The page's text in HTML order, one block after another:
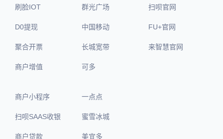
刷脸IOT
D0提现
聚合开票
商户增值
商户小程序
扫呗SAAS收银
商户贷款
群光广场
中国移动
长城宽带
可多
一点点
蜜雪冰城
美宜多
扫呗官网
FU+官网
来智慧官网